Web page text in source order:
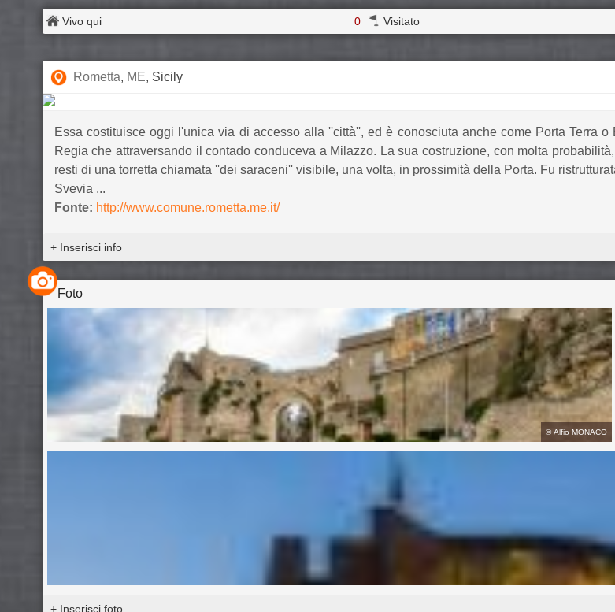
Vivo qui 0 Visitato
Rometta, ME, Sicily
Essa costituisce oggi l'unica via di accesso alla ''città'', ed è conosciuta anche come Porta Terra
Regia che attraversando il contado conduceva a Milazzo. La sua costruzione, con molta
resti di una torretta chiamata ''dei saraceni'' visibile, una volta, in prossimità della Porta. Fu
Svevia ...
Fonte: http://www.comune.rometta.me.it/
+ Inserisci info
Foto
©Alfio MONACO
+ Inserisci foto